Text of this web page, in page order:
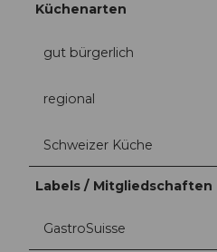
Küchenarten
gut bürgerlich
regional
Schweizer Küche
Labels / Mitgliedschaften
GastroSuisse